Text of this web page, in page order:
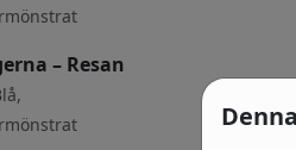
– Resan